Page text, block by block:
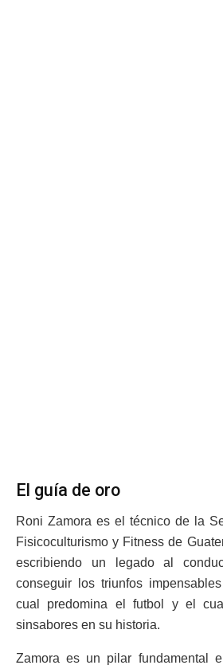
El guía de oro
Roni Zamora es el técnico de la
Fisicoculturismo y Fitness de
escribiendo un legado al
conseguir los triunfos
cual predomina el futbol y el
sinsabores en su historia.
Zamora es un pilar fundamental